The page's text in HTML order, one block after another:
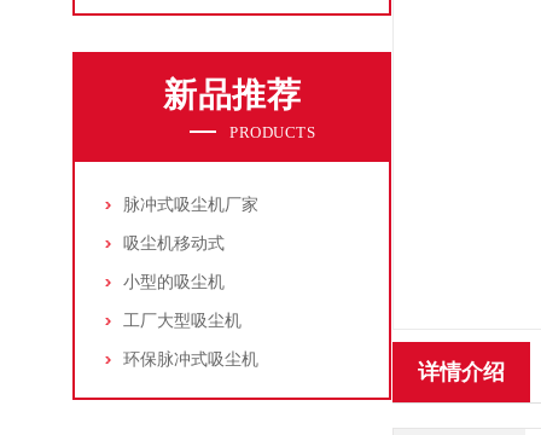
新品推荐
PRODUCTS
脉冲式吸尘机厂家
吸尘机移动式
小型的吸尘机
工厂大型吸尘机
环保脉冲式吸尘机
详情介绍